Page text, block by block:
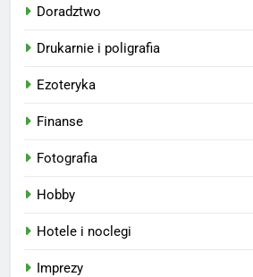
Doradztwo
Drukarnie i poligrafia
Ezoteryka
Finanse
Fotografia
Hobby
Hotele i noclegi
Imprezy